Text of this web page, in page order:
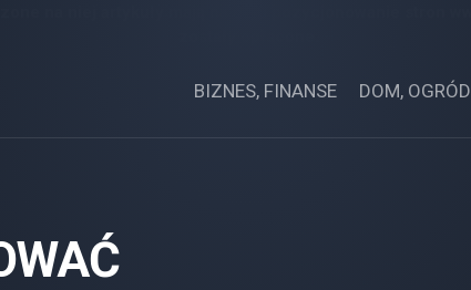
BIZNES, FINANSE DOM, OGRÓD